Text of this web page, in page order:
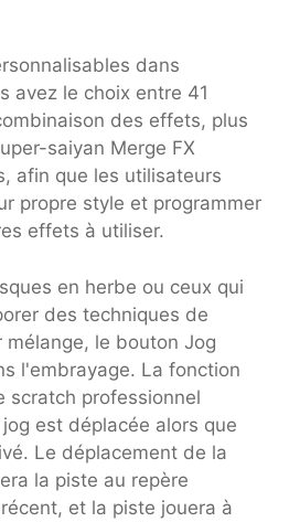
dans
avez le choix entre 41
des effets, plus
saiyan Merge FX
afin que les utilisateurs
propre style et programmer
effets à utiliser.
en herbe ou ceux qui
des techniques de
le bouton Jog
l'embrayage. La fonction
scratch professionnel
est déplacée alors que
Le déplacement de la
la piste au repère
et la piste jouera à